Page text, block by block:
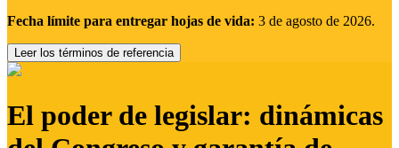
Fecha límite para entregar hojas de vida: 3 de agosto de 2026.
Leer los términos de referencia
El poder de legislar: dinámicas